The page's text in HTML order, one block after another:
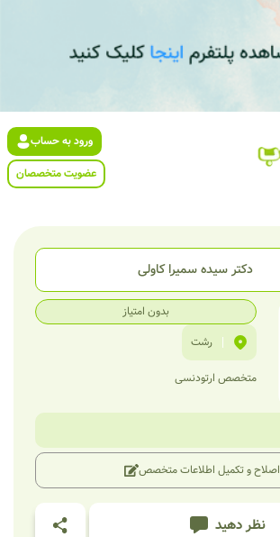
ورود به حساب
عضویت متخصصان
دکتر سیده سمیرا کاولی
بدون امتیاز
| رشت
متخصص ارتودنسی
اصلاح و تکمیل اطلاعات متخصص
نظر دهید